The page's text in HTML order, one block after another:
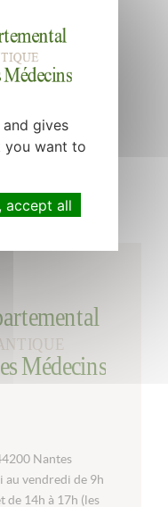
Nantes
au vendredi de 9h
de 14h à 17h (les
gives
you want to
accept all